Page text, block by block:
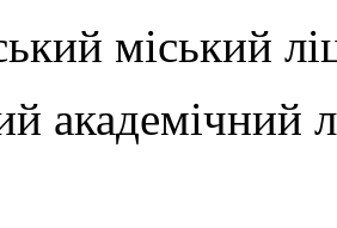
міський
академічний